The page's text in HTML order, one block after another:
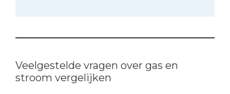
Veelgestelde vragen over gas en
stroom vergelijken